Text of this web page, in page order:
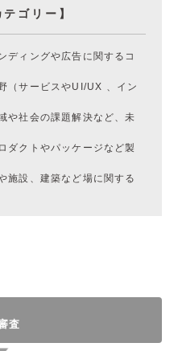
テゴリー】
ディングや広告に関するコ
（サービスやUI/UX 、イン
や社会の課題解決など、未
ダクトやパッケージなど製
施設、建築など場に関する
査